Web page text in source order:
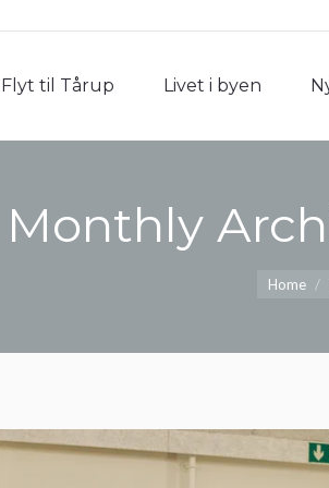
Flyt til Tårup Livet i byen
Monthly
Home
Flyt til Tårup Livet i byen